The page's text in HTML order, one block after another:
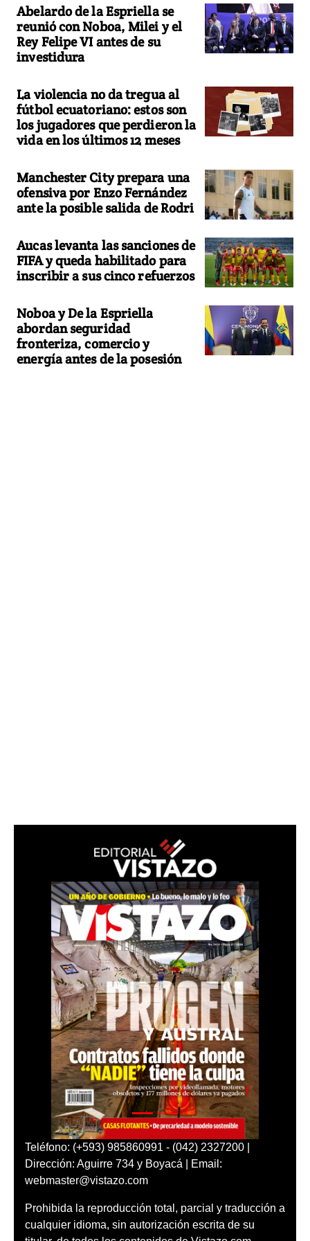
Abelardo de la Espriella se
reunió con Noboa, Milei y el
Rey Felipe VI antes de su
investidura
La violencia no da tregua al
fútbol ecuatoriano: estos son
los jugadores que perdieron la
vida en los últimos 12 meses
Manchester City prepara una
ofensiva por Enzo Fernández
ante la posible salida de Rodri
Aucas levanta las sanciones de
FIFA y queda habilitado para
inscribir a sus cinco refuerzos
Noboa y De la Espriella
abordan seguridad
fronteriza, comercio y
energía antes de la posesión
Teléfono: (+593) 985860991 - (042) 2327200 |
Dirección: Aguirre 734 y Boyacá | Email:
webmaster@vistazo.com
Prohibida la reproducción total, parcial y traducción a
cualquier idioma, sin autorización escrita de su